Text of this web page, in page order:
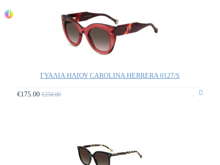
1
ΓΥΑΛΙΑ ΗΛΙΟΥ CAROLINA HERRERA 0127/S
€175.00€250.00